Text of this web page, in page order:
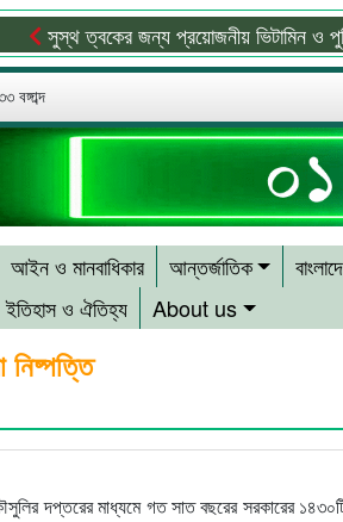
সুস্থ ত্বকের জন্য প্রয়োজনীয় ভিটামিন ও পুষ্টি
আইন ও মানবাধিকার আন্তর্জাতিক
ইতিহাস ও ঐতিহ্য About us
নিষ্পত্তি
দপ্তরের মাধ্যমে গত সাত বছরের সরকারের